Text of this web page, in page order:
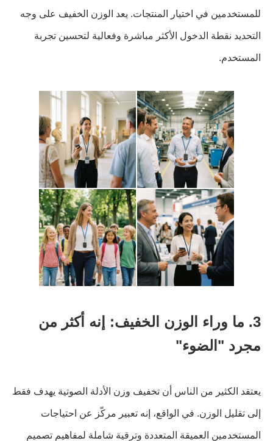
للمستخدمين في اختيار المنتجات. يعد الوزن الخفيف على وجه
التحديد نقطة الدخول الأكثر مباشرة وفعالية لتحسين تجربة
المستخدم.
3. ما وراء الوزن الخفيف: إنه أكثر من
مجرد "الضوء"
يعتقد الكثير من الناس أن تخفيف وزن الأدلة الصوتية يهدف فقط
إلى تقليل الوزن. في الواقع، إنه تعبير مركّز عن احتياجات
المستخدمين العميقة المتعددة وترقية شاملة لمفاهيم تصميم